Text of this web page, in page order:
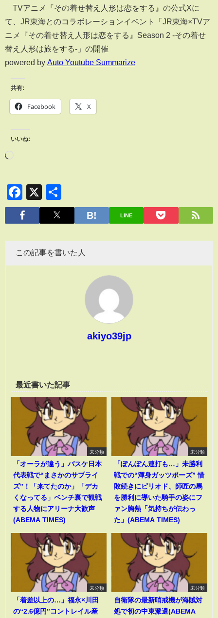
TVアニメ『その着せ替え人形は恋をする』の公式Xに
て、JR東海とのコラボレーションイベント「JR東海×TVア
ニメ『その着せ替え人形は恋をする』Season 2 -その着せ
替え人形は旅をする-」の開催
powered by Auto Youtube Summarize
共有:
Facebook X
いいね:
Facebook
X
有
LINE
この記事を書いた人
akiyo39jp
最近書いた記事
未分類
「オーラが違う」バスケ日本
代表戦で“まさかのサプライ
ズ”！「来てたのか」「デカ
くなってる」ベンチ裏で観戦
する人物にアリーナ大歓声
(ABEMA TIMES)
未分類
「ぽんぽん連打も…」未勝利
戦での“渾身ガッツポーズ” 惜
敗続きにピリオド、師匠の馬
を勝利に導いた騎手の姿にフ
ァン胸熱「気持ちが伝わっ
た」(ABEMA TIMES)
未分類
「着差以上の…」福永×川田
の“2.6億円”コントレイル産
未分類
自衛隊の最新哨戒機が海賊対
処で初の中東派遣(ABEMA